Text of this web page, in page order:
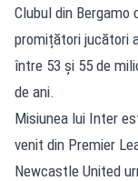
Clubul din Bergamo
promițători jucători
între 53 și 55 de
de ani.
Misiunea lui Inter
venit din Premier
Newcastle United